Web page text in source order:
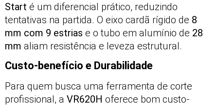
Start é um diferencial prático, reduzindo
tentativas na partida. O eixo cardã rígido de 8
mm com 9 estrias e o tubo em alumínio de 28
mm aliam resistência e leveza estrutural.
Custo-benefício e Durabilidade
Para quem busca uma ferramenta de corte
profissional, a VR620H oferece bom custo-